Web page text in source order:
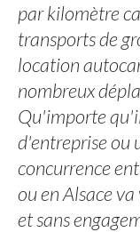
par kilomètre
transports de
location
nombreux
Qu'importe
d'entreprise ou
concurrence
ou en Alsace
et sans